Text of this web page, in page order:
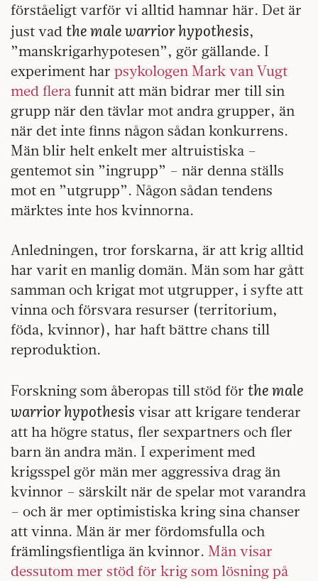
förståeligt varför vi alltid hamnar här. Det är
just vad the male warrior hypothesis,
”manskrigarhypotesen”, gör gällande. I
experiment har psykologen Mark van Vugt
med flera funnit att män bidrar mer till sin
grupp när den tävlar mot andra grupper, än
när det inte finns någon sådan konkurrens.
Män blir helt enkelt mer altruistiska –
gentemot sin ”ingrupp” – när denna ställs
mot en ”utgrupp”. Någon sådan tendens
märktes inte hos kvinnorna.
Anledningen, tror forskarna, är att krig alltid
har varit en manlig domän. Män som har gått
samman och krigat mot utgrupper, i syfte att
vinna och försvara resurser (territorium,
föda, kvinnor), har haft bättre chans till
reproduktion.
Forskning som åberopas till stöd för the male
warrior hypothesis visar att krigare tenderar
att ha högre status, fler sexpartners och fler
barn än andra män. I experiment med
krigsspel gör män mer aggressiva drag än
kvinnor – särskilt när de spelar mot varandra
– och är mer optimistiska kring sina chanser
att vinna. Män är mer fördomsfulla och
främlingsfientliga än kvinnor. Män visar
dessutom mer stöd för krig som lösning på